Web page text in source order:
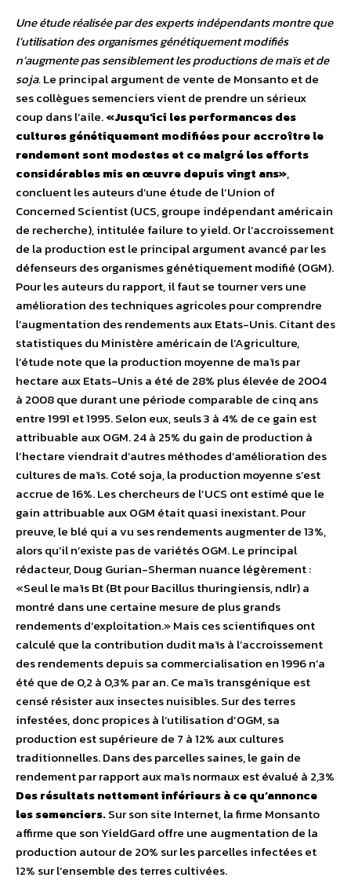
Une étude réalisée par des experts indépendants montre que
l’utilisation des organismes génétiquement modifiés
n’augmente pas sensiblement les productions de maïs et de
soja.Le principal argument de vente de Monsanto et de
ses collègues semenciers vient de prendre un sérieux
coup dans l’aile.«Jusqu’ici les performances des
cultures génétiquement modifiées pour accroître le
rendement sont modestes et ce malgré les efforts
considérables mis en œuvre depuis vingt ans»,
concluent les auteurs d’une étude de l’Union of
Concerned Scientist (UCS, groupe indépendant américain
de recherche), intitulée failure to yield. Or l’accroissement
de la production est le principal argument avancé par les
défenseurs des organismes génétiquement modifié (OGM).
Pour les auteurs du rapport, il faut se tourner vers une
amélioration des techniques agricoles pour comprendre
l’augmentation des rendements aux Etats-Unis. Citant des
statistiques du Ministère américain de l’Agriculture,
l’étude note que la production moyenne de maïs par
hectare aux Etats-Unis a été de 28% plus élevée de 2004
à 2008 que durant une période comparable de cinq ans
entre 1991 et 1995. Selon eux, seuls 3 à 4% de ce gain est
attribuable aux OGM. 24 à 25% du gain de production à
l’hectare viendrait d’autres méthodes d’amélioration des
cultures de maïs. Coté soja, la production moyenne s’est
accrue de 16%. Les chercheurs de l’UCS ont estimé que le
gain attribuable aux OGM était quasi inexistant. Pour
preuve, le blé qui a vu ses rendements augmenter de 13%,
alors qu’il n’existe pas de variétés OGM. Le principal
rédacteur, Doug Gurian-Sherman nuance légèrement :
«Seul le maïs Bt (Bt pour Bacillus thuringiensis, ndlr) a
montré dans une certaine mesure de plus grands
rendements d’exploitation.» Mais ces scientifiques ont
calculé que la contribution dudit maïs à l’accroissement
des rendements depuis sa commercialisation en 1996 n’a
été que de 0,2 à 0,3% par an. Ce maïs transgénique est
censé résister aux insectes nuisibles. Sur des terres
infestées, donc propices à l’utilisation d’OGM, sa
production est supérieure de 7 à 12% aux cultures
traditionnelles. Dans des parcelles saines, le gain de
rendement par rapport aux maïs normaux est évalué à 2,3%
Des résultats nettement inférieurs à ce qu’annonce
les semenciers.Sur son site Internet, la firme Monsanto
affirme que son YieldGard offre une augmentation de la
production autour de 20% sur les parcelles infectées et
12% sur l’ensemble des terres cultivées.